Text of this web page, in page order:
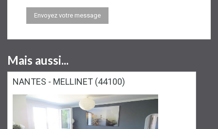
Mais aussi...
NANTES - MELLINET (44100)